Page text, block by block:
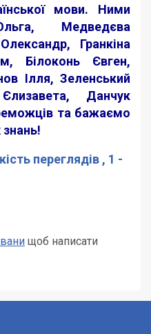
мови. Ними
Медведєва
Гранкіна
Білоконь Євген,
Ілля, Зеленський
Данчук
та бажаємо
переглядів , 1 -
щоб написати